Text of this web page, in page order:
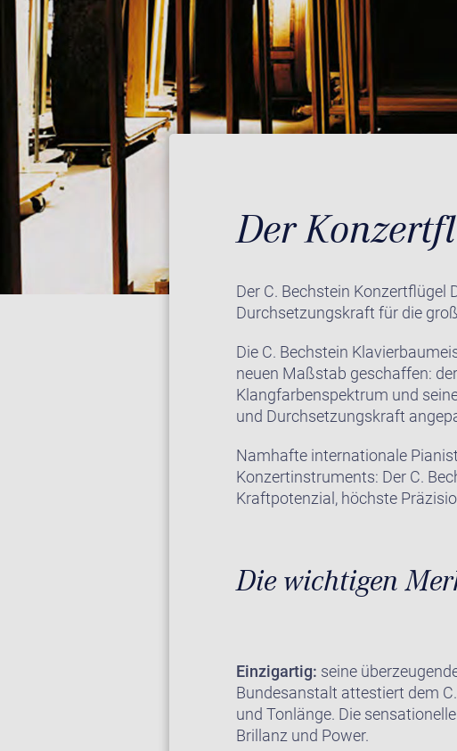
Der
Der C. Bechstein
Durchsetzungskraft für die
Die C. Bechstein
neuen Maßstab geschaffen:
Klangfarbenspektrum und
und Durchsetzungskraft
Namhafte internationale
Konzertinstruments: Der C.
Kraftpotenzial, höchste
Die wichtigen
Einzigartig: seine
Bundesanstalt attestiert dem
und Tonlänge. Die
Brillanz und Power.